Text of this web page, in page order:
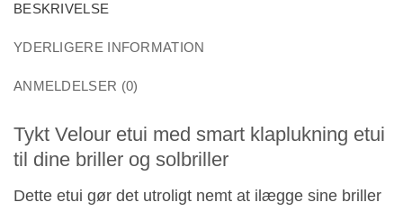
BESKRIVELSE
YDERLIGERE INFORMATION
ANMELDELSER (0)
Tykt Velour etui med smart klaplukning etui
til dine briller og solbriller
Dette etui gør det utroligt nemt at ilægge sine briller